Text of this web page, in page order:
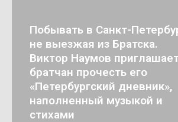
Побывать в Санкт-
не выезжая из Братска.
Виктор Наумов
братчан прочесть его
«Петербургский дневник»,
наполненный музыкой и
стихами